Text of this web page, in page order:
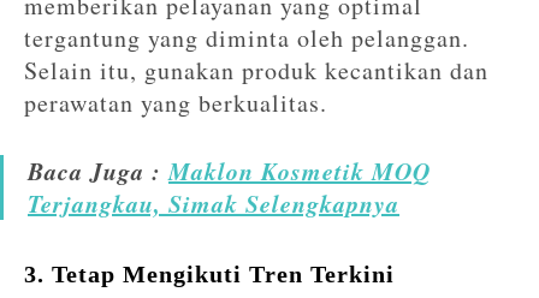
tergantung yang diminta oleh pelanggan.
Selain itu, gunakan produk kecantikan dan
perawatan yang berkualitas.
Baca Juga :Maklon Kosmetik MOQ
Terjangkau, Simak Selengkapnya
3. Tetap Mengikuti Tren Terkini